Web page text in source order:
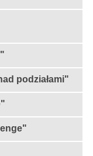
podziałami"